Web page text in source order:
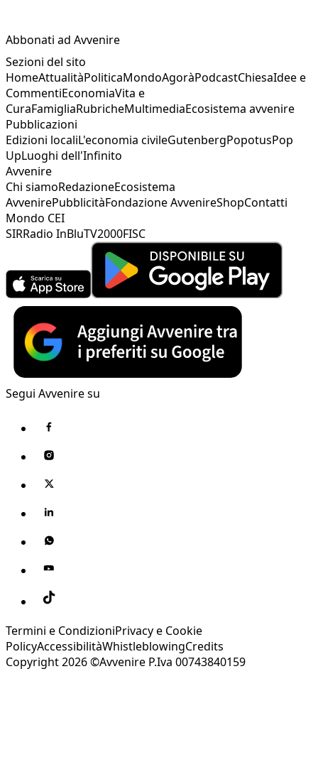
Abbonati ad Avvenire
Sezioni del sito
HomeAttualitàPoliticaMondoAgoràPodcastChiesaIdee e
CommentiEconomiaVita e
CuraFamigliaRubricheMultimediaEcosistema avvenire
Pubblicazioni
Edizioni localiL'economia civileGutenbergPopotusPop
UpLuoghi dell'Infinito
Avvenire
Chi siamoRedazioneEcosistema
AvvenirePubblicitàFondazione AvvenireShopContatti
Mondo CEI
SIRRadio InBluTV2000FISC
Segui Avvenire su
Termini e CondizioniPrivacy e Cookie
PolicyAccessibilitàWhistleblowingCredits
Copyright 2026 ©Avvenire P.Iva 00743840159